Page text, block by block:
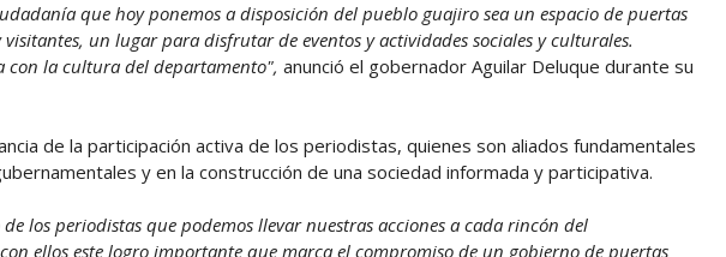
que hoy ponemos a disposición del pueblo guajiro sea un espacio de puertas
un lugar para disfrutar de eventos y actividades sociales y culturales.
con la cultura del departamento", anunció el gobernador Aguilar Deluque durante su
de la participación activa de los periodistas, quienes son aliados fundamentales
y en la construcción de una sociedad informada y participativa.
los periodistas que podemos llevar nuestras acciones a cada rincón del
ellos este logro importante que marca el compromiso de un gobierno de puertas